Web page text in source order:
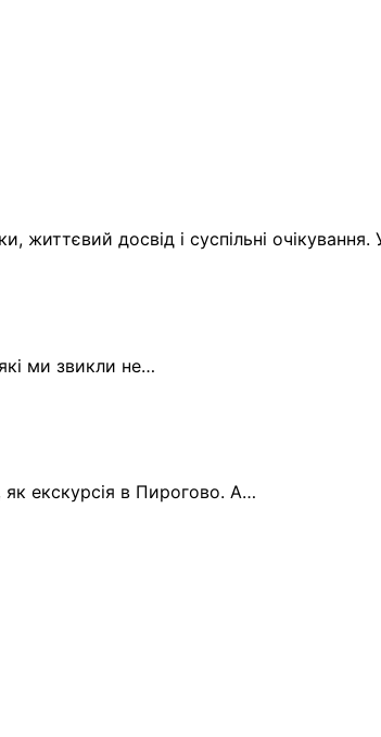
життєвий досвід і суспільні очікування.
ми звикли не…
як екскурсія в Пирогово. А…